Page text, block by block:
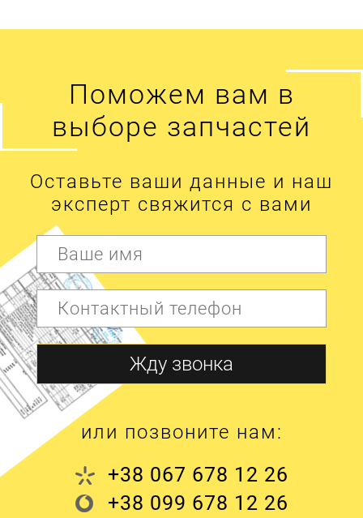
Поможем вам в
выборе запчастей
Оставьте ваши данные и наш
эксперт свяжится с вами
или позвоните нам:
+38 067 678 12 26
+38 099 678 12 26